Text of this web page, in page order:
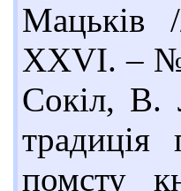
Мацьків
XXVI. – №
Сокіл, В.
традиція
помсту